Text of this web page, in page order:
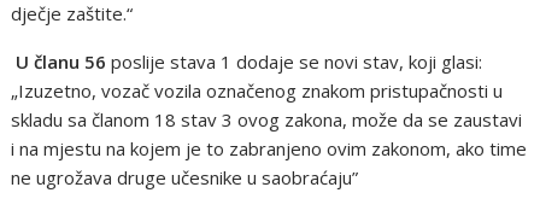
dječje zaštite.“
U članu 56 poslije stava 1 dodaje se novi stav, koji glasi:
„Izuzetno, vozač vozila označenog znakom pristupačnosti u
skladu sa članom 18 stav 3 ovog zakona, može da se zaustavi
i na mjestu na kojem je to zabranjeno ovim zakonom, ako time
ne ugrožava druge učesnike u saobraćaju”